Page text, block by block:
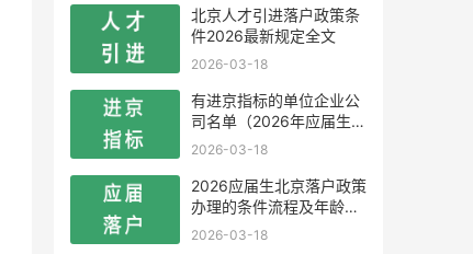
北京人才引进落户政策条
件2026最新规定全文
2026-03-18
有进京指标的单位企业公
司名单（2026年应届生留
学生）
2026-03-18
2026应届生北京落户政策
办理的条件流程及年龄限
制
2026-03-18